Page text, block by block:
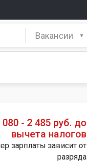
Вакансии
080 - 2 485 руб. до
вычета налогов
зарплаты зависит от
разряда